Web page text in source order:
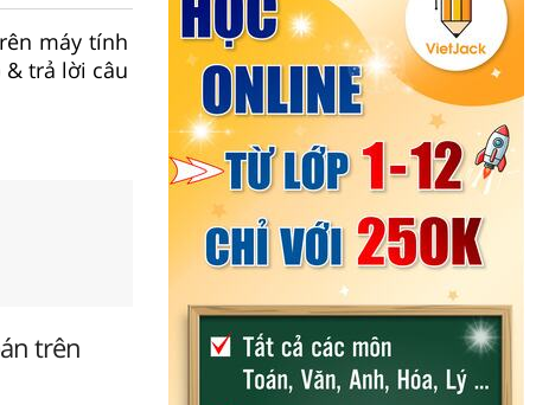
máy tính
& trả lời câu
trên